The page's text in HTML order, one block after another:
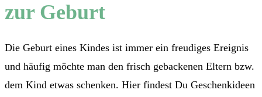
zur Geburt
Die Geburt eines Kindes ist immer ein freudiges Ereignis
und häufig möchte man den frisch gebackenen Eltern bzw.
dem Kind etwas schenken. Hier findest Du Geschenkideen